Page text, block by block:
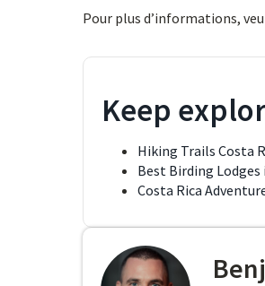
Pour plus d’informations,
Keep
Hiking Trails Costa
Best Birding Lodges
Costa Rica